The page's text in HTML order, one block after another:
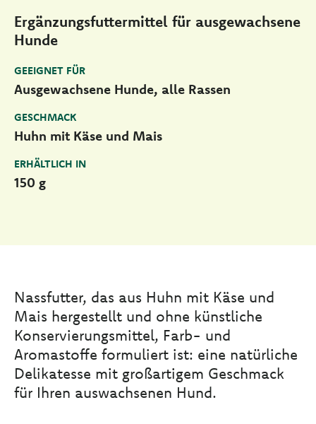
Ergänzungsfuttermittel für ausgewachsene
Hunde
GEEIGNET FÜR
Ausgewachsene Hunde, alle Rassen
GESCHMACK
Huhn mit Käse und Mais
ERHÄLTLICH IN
150 g
Nassfutter, das aus Huhn mit Käse und
Mais hergestellt und ohne künstliche
Konservierungsmittel, Farb- und
Aromastoffe formuliert ist: eine natürliche
Delikatesse mit großartigem Geschmack
für Ihren auswachsenen Hund.